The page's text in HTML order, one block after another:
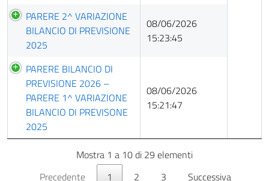
PARERE 2^ VARIAZIONE
BILANCIO DI PREVISIONE
2025
08/06/2026
15:23:45
PARERE BILANCIO DI
PREVISIONE 2026 –
PARERE 1^ VARIAZIONE
BILANCIO DI PREVISONE
2025
08/06/2026
15:21:47
Mostra 1 a 10 di 29 elementi
Precedente
1 2 3 Successiva